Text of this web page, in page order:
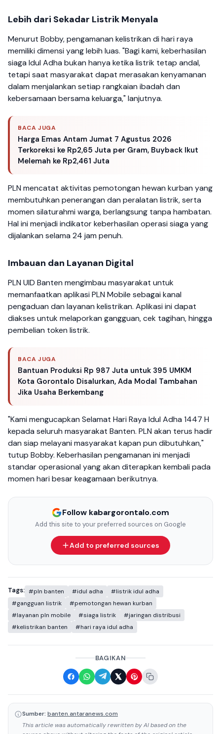
Lebih dari Sekadar Listrik Menyala
Menurut Bobby, pengamanan kelistrikan di hari raya
memiliki dimensi yang lebih luas. "Bagi kami, keberhasilan
siaga Idul Adha bukan hanya ketika listrik tetap andal,
tetapi saat masyarakat dapat merasakan kenyamanan
dalam menjalankan setiap rangkaian ibadah dan
kebersamaan bersama keluarga," lanjutnya.
BACA JUGA
Harga Emas Antam Jumat 7 Agustus 2026
Terkoreksi ke Rp2,65 Juta per Gram, Buyback Ikut
Melemah ke Rp2,461 Juta
PLN mencatat aktivitas pemotongan hewan kurban yang
membutuhkan penerangan dan peralatan listrik, serta
momen silaturahmi warga, berlangsung tanpa hambatan.
Hal ini menjadi indikator keberhasilan operasi siaga yang
dijalankan selama 24 jam penuh.
Imbauan dan Layanan Digital
PLN UID Banten mengimbau masyarakat untuk
memanfaatkan aplikasi PLN Mobile sebagai kanal
pengaduan dan layanan kelistrikan. Aplikasi ini dapat
diakses untuk melaporkan gangguan, cek tagihan, hingga
pembelian token listrik.
BACA JUGA
Bantuan Produksi Rp 987 Juta untuk 395 UMKM
Kota Gorontalo Disalurkan, Ada Modal Tambahan
Jika Usaha Berkembang
"Kami mengucapkan Selamat Hari Raya Idul Adha 1447 H
kepada seluruh masyarakat Banten. PLN akan terus hadir
dan siap melayani masyarakat kapan pun dibutuhkan,"
tutup Bobby. Keberhasilan pengamanan ini menjadi
standar operasional yang akan diterapkan kembali pada
momen hari besar keagamaan berikutnya.
Follow kabargorontalo.com
Add this site to your preferred sources on Google
Add to preferred sources
Tags: #pln banten #idul adha
#listrik idul adha
#gangguan listrik
#pemotongan hewan kurban
#layanan pln mobile
#siaga listrik
#jaringan distribusi
#kelistrikan banten
#hari raya idul adha
BAGIKAN
Sumber: banten.antaranews.com
This article was automatically rewritten by AI based on the